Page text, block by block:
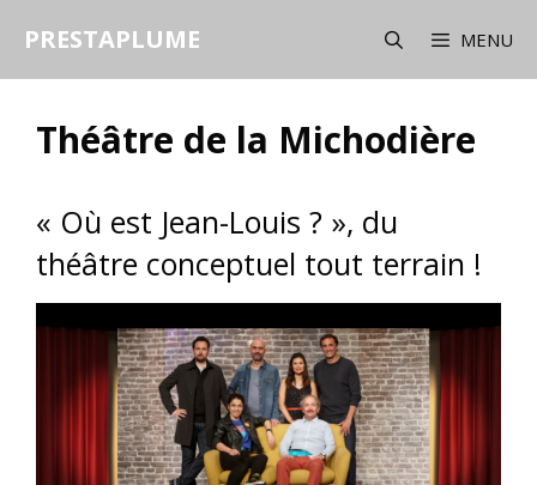
PRESTAPLUME MENU
Théâtre de la Michodière
« Où est Jean-Louis ? », du
théâtre conceptuel tout terrain !